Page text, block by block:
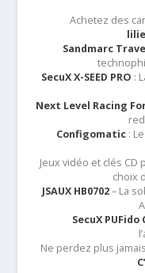
Achetez des
Sandmarc
SecuX X-SEED PRO :
Next Level Racing
Configomatic:
Jeux vidéo et clés CD
choix
JSAUX HB0702– La
SecuX PUFido
Ne perdez plus